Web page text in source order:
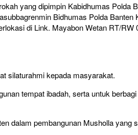
yang dipimpin Kabidhumas Polda
Bidhumas Polda Banten
di Link. Mayabon Wetan RT/RW
silaturahmi kepada masyarakat.
tempat ibadah, serta untuk
dalam pembangunan Musholla yang